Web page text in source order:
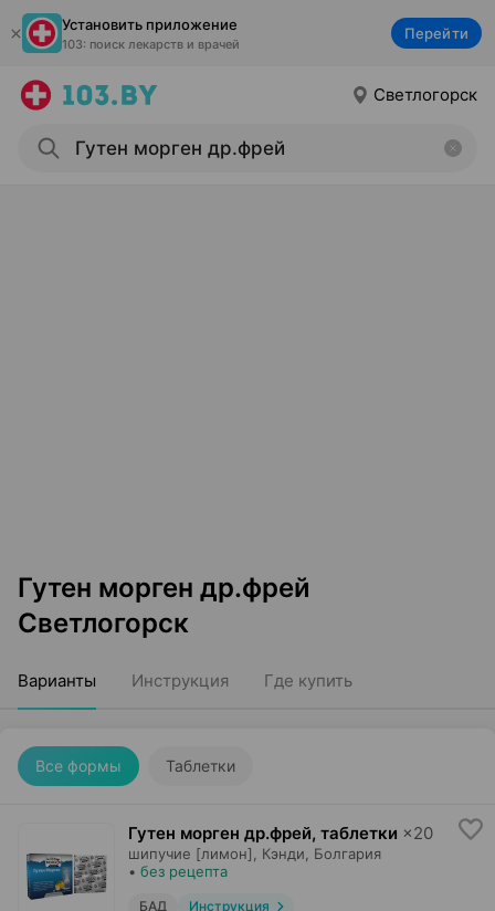
Установить приложение
103: поиск лекарств и врачей
Перейти
Светлогорск
Гутен морген др.фрей
Светлогорск
Варианты Инструкция Где купить
Все формы Таблетки
Гутен морген др.фрей, таблетки ×20
шипучие [лимон], Кэнди , Болгария
• без рецепта
БАД Инструкция